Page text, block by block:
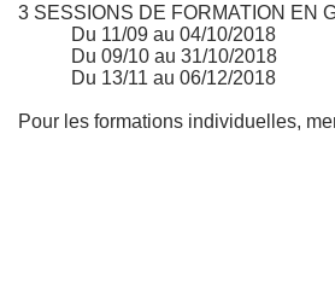
3 SESSIONS DE FORMATION EN
Du 11/09 au 04/10/2018
Du 09/10 au 31/10/2018
Du 13/11 au 06/12/2018
Pour les formations individuelles,